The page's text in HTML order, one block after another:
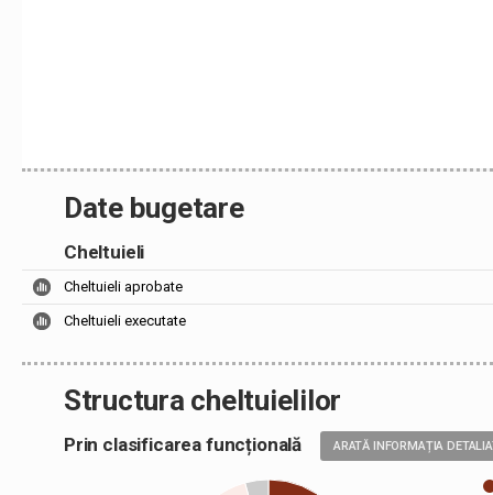
Date bugetare
Cheltuieli
Cheltuieli aprobate
Cheltuieli executate
Structura cheltuielilor
Prin clasificarea funcțională ARATĂ INFORMAȚIA